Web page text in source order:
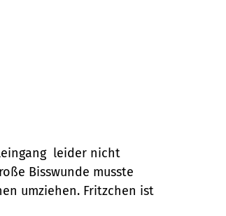
leider nicht
Bisswunde musste
umziehen. Fritzchen ist